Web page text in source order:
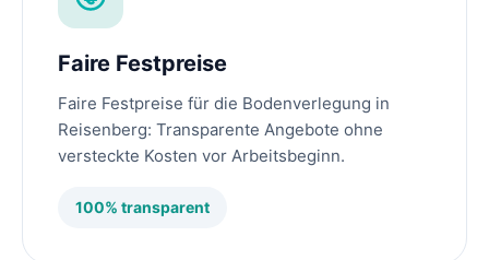
Faire Festpreise
Faire Festpreise für die Bodenverlegung in
Reisenberg: Transparente Angebote ohne
versteckte Kosten vor Arbeitsbeginn.
100% transparent